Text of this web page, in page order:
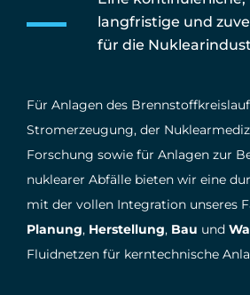
langfristige und
für die
Für Anlagen des
Stromerzeugung, der
Forschung sowie für Anlagen zur
nuklearer Abfälle bieten wir eine
mit der vollen Integration unseres
Planung, Herstellung, Bau und
Fluidnetzen für kerntechnische